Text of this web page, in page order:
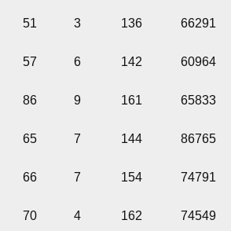
51 3 136 66291
57 6 142 60964
86 9 161 65833
65 7 144 86765
66 7 154 74791
70 4 162 74549